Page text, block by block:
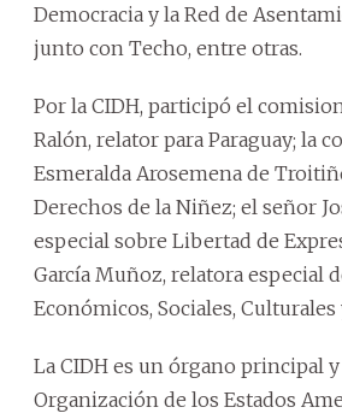
Democracia y la Red de
junto con Techo, entre otras.
Por la CIDH, participó el
Ralón, relator para Paraguay; la
Esmeralda Arosemena de
Derechos de la Niñez; el señor
especial sobre Libertad de
García Muñoz, relatora especial
Económicos, Sociales,
La CIDH es un órgano principal
Organización de los Estados